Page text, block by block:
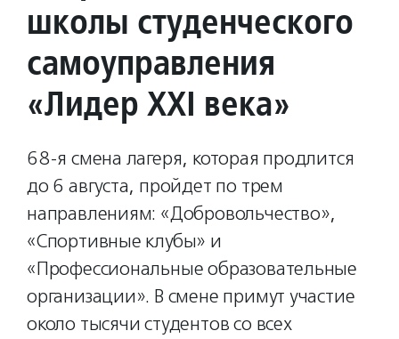
школы студенческого
самоуправления
«Лидер XXI века»
68-я смена лагеря, которая продлится
до 6 августа, пройдет по трем
направлениям: «Добровольчество»,
«Спортивные клубы» и
«Профессиональные образовательные
организации». В смене примут участие
около тысячи студентов со всех